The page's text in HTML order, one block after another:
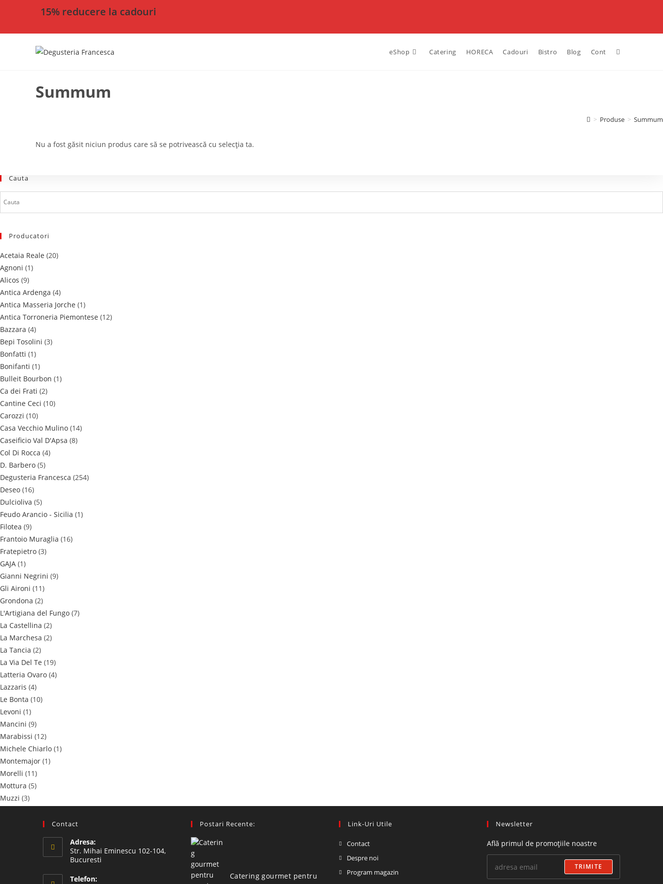
15% reducere la cadouri
eShop Catering HORECA Cadouri Bistro Blog Cont
Summum
> Produse > Summum
Nu a fost găsit niciun produs care să se potrivească cu selecția ta.
Contact
Adresa:
Str. Mihai Eminescu 102-104,
Bucuresti
Telefon:
Postari Recente:
Catering gourmet pentru
Link-Uri Utile
Contact
Despre noi
Program magazin
Newsletter
Află primul de promoțiile noastre
TRIMITE
Cauta
Producatori
Acetaia Reale (20)
Agnoni (1)
Alicos (9)
Antica Ardenga (4)
Antica Masseria Jorche (1)
Antica Torroneria Piemontese (12)
Bazzara (4)
Bepi Tosolini (3)
Bonfatti (1)
Bonifanti (1)
Bulleit Bourbon (1)
Ca dei Frati (2)
Cantine Ceci (10)
Carozzi (10)
Casa Vecchio Mulino (14)
Caseificio Val D'Apsa (8)
Col Di Rocca (4)
D. Barbero (5)
Degusteria Francesca (254)
Deseo (16)
Dulcioliva (5)
Feudo Arancio - Sicilia (1)
Filotea (9)
Frantoio Muraglia (16)
Fratepietro (3)
GAJA (1)
Gianni Negrini (9)
Gli Aironi (11)
Grondona (2)
L'Artigiana del Fungo (7)
La Castellina (2)
La Marchesa (2)
La Tancia (2)
La Via Del Te (19)
Latteria Ovaro (4)
Lazzaris (4)
Le Bonta (10)
Levoni (1)
Mancini (9)
Marabissi (12)
Michele Chiarlo (1)
Montemajor (1)
Morelli (11)
Mottura (5)
Muzzi (3)
Poggio Dell'Aquila (2)
Rocca delle Macie (1)